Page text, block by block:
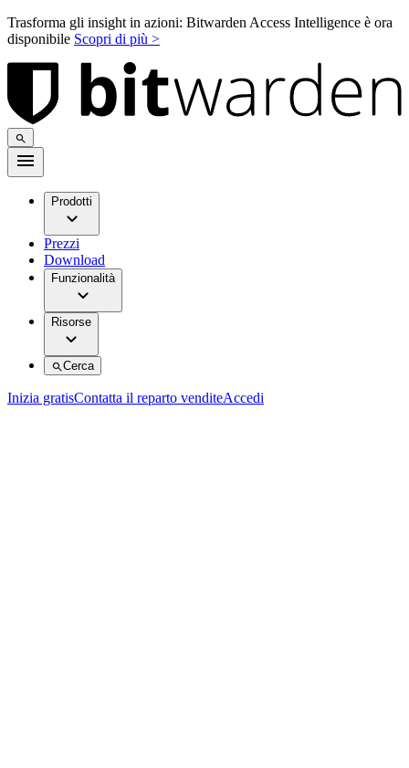
Trasforma gli insight in azioni: Bitwarden Access Intelligence è ora
disponibile Scopri di più >
Prodotti
Prezzi
Download
Funzionalità
Risorse
Cerca
Inizia gratisContatta il reparto venditeAccedi